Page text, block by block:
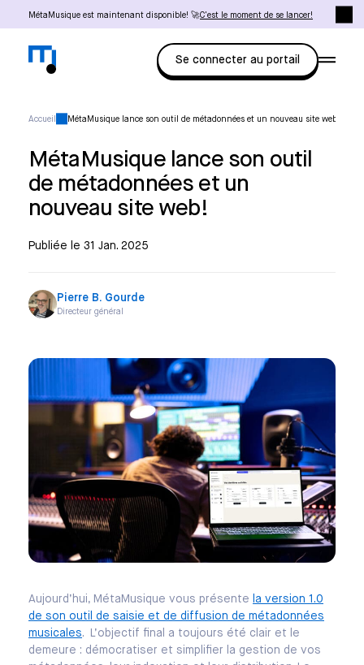
MétaMusique est maintenant disponible! 🚀C'est le moment de se lancer!
Se connecter au portail
Accueil MétaMusique lance son outil de métadonnées et un nouveau site web!
MétaMusique lance son outil
de métadonnées et un
nouveau site web!
Publiée le 31 Jan. 2025
Pierre B. Gourde
Directeur général
Aujourd’hui, MétaMusique vous présente
la version 1.0
de son outil de saisie et de diffusion de métadonnées
musicales. L’objectif final a toujours été clair et le
demeure : démocratiser et simplifier la gestion de vos